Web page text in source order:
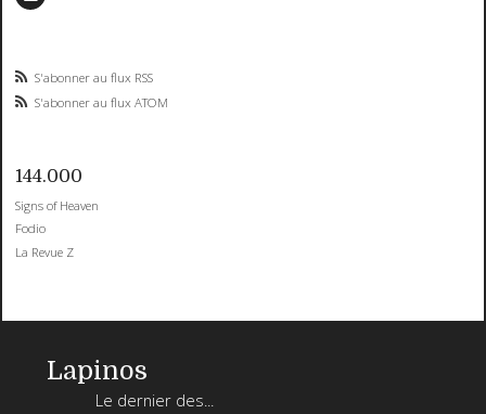
S'abonner au flux RSS
S'abonner au flux ATOM
144.000
Signs of Heaven
Fodio
La Revue Z
Lapinos
Le dernier des...